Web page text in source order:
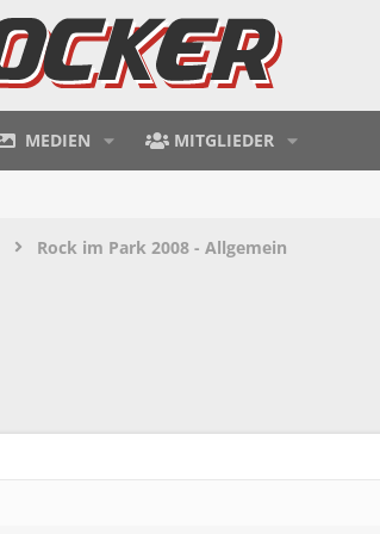
MEDIEN MITGLIEDER
Rock im Park 2008 - Allgemein